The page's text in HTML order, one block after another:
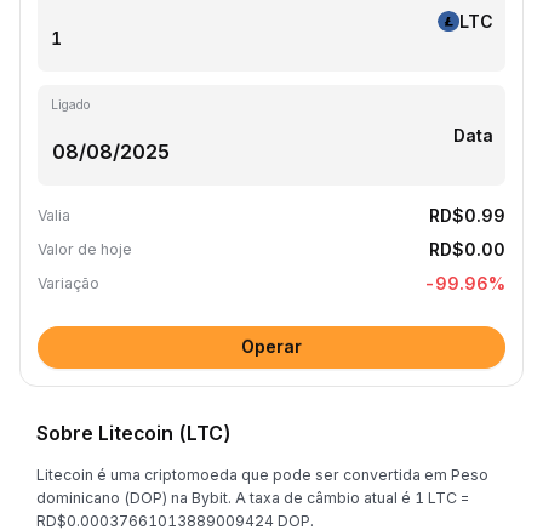
LTC
Ligado
Data
Valia RD$0.99
Valor de hoje RD$0.00
Variação -99.96%
Operar
Sobre Litecoin (LTC)
Litecoin é uma criptomoeda que pode ser convertida em Peso
dominicano (DOP) na Bybit. A taxa de câmbio atual é 1 LTC =
RD$0.00037661013889009424 DOP.